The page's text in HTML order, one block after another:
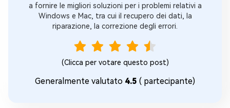
a fornire le migliori soluzioni per i problemi relativi a
Windows e Mac, tra cui il recupero dei dati, la
riparazione, la correzione degli errori.
(Clicca per votare questo post)
Generalmente valutato 4.5 ( partecipante)